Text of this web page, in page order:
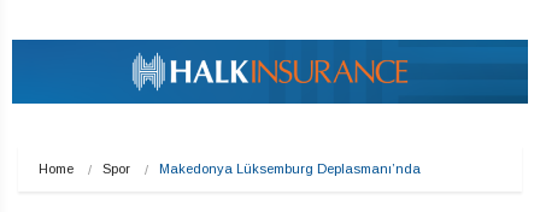
Home Spor Makedonya Lüksemburg Deplasmanı’nda